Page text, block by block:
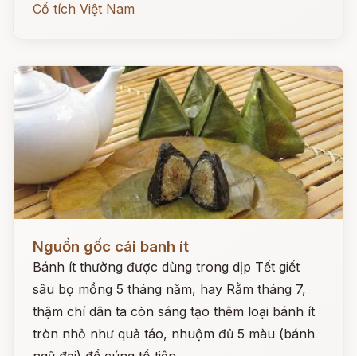
Cổ tích Việt Nam
Đọc ngay
Nguồn gốc cái banh ít
Bánh ít thường được dùng trong dịp Tết giết
sâu bọ mồng 5 tháng năm, hay Rằm tháng 7,
thậm chí dân ta còn sáng tạo thêm loại bánh ít
tròn nhỏ như quả táo, nhuộm đủ 5 màu (bánh